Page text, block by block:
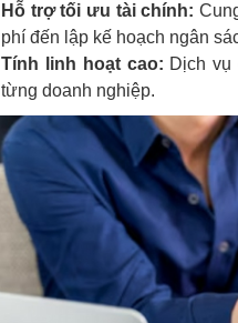
Hỗ trợ tối ưu tài chính:
phí đến lập kế hoạch ngân
Tính linh hoạt cao: Dịch
từng doanh nghiệp.